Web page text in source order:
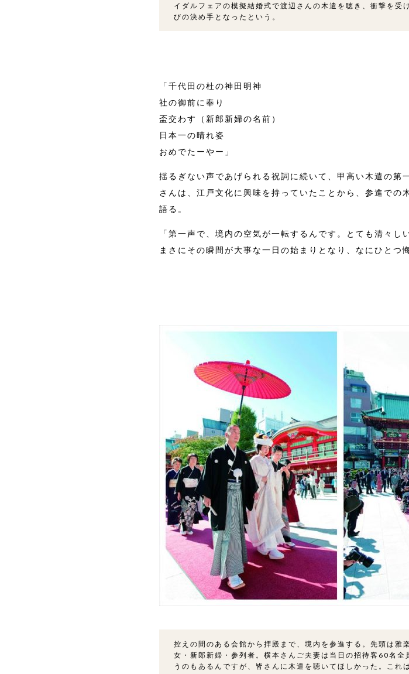
イダルフェアの模擬結婚式で渡辺さんの木遣を聴き、衝撃を受
びの決め手となったという。
「千代田の杜の神田明神
社の御前に奉り
盃交わす（新郎新婦の名前）
日本一の晴れ姿
おめでたーやー」
揺るぎない声であげられる祝詞に続いて、甲高い木遣の第
さんは、江戸文化に興味を持っていたことから、参進での
語る。
「第一声で、境内の空気が一転するんです。とても清々
まさにその瞬間が大事な一日の始まりとなり、なにひとつ
控えの間のある会館から拝殿まで、境内を参進する。先頭は雅
女・新郎新婦・参列者。横本さんご夫妻は当日の招待客60名
うのもあるんですが、皆さんに木遣を聴いてほしかった。これ